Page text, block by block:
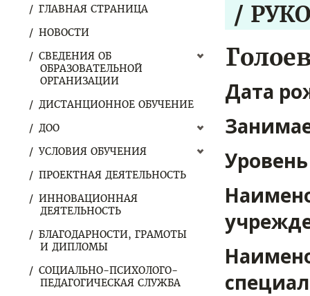
ГЛАВНАЯ СТРАНИЦА
НОВОСТИ
СВЕДЕНИЯ ОБ
ОБРАЗОВАТЕЛЬНОЙ
ОРГАНИЗАЦИИ
ДИСТАНЦИОННОЕ ОБУЧЕНИЕ
ДОО
УСЛОВИЯ ОБУЧЕНИЯ
ПРОЕКТНАЯ ДЕЯТЕЛЬНОСТЬ
ИННОВАЦИОННАЯ
ДЕЯТЕЛЬНОСТЬ
БЛАГОДАРНОСТИ, ГРАМОТЫ
И ДИПЛОМЫ
СОЦИАЛЬНО-ПСИХОЛОГО-
ПЕДАГОГИЧЕСКАЯ СЛУЖБА
/
Дата